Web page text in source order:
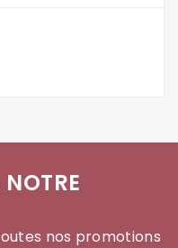
nos promotions